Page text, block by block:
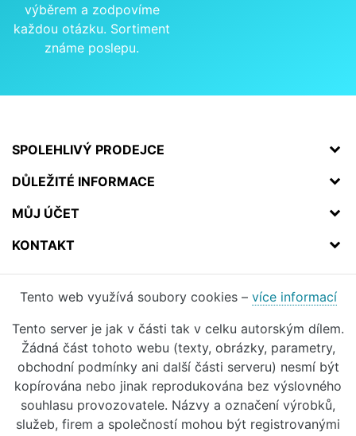
výběrem a zodpovíme
každou otázku. Sortiment
známe poslepu.
SPOLEHLIVÝ PRODEJCE
DŮLEŽITÉ INFORMACE
MŮJ ÚČET
KONTAKT
Tento web využívá soubory cookies – více informací
Tento server je jak v části tak v celku autorským dílem.
Žádná část tohoto webu (texty, obrázky, parametry,
obchodní podmínky ani další části serveru) nesmí být
kopírována nebo jinak reprodukována bez výslovného
souhlasu provozovatele. Názvy a označení výrobků,
služeb, firem a společností mohou být registrovanými